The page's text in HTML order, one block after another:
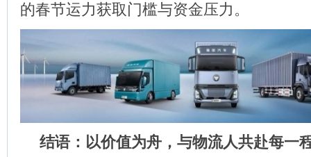
的春节运力获取门槛与资金压力。
结语：以价值为舟，与物流人共赴每一